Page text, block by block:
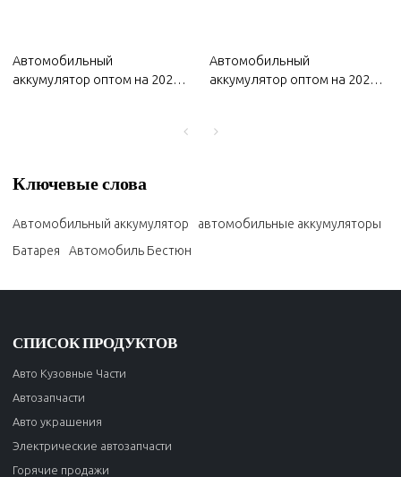
Автомобильный
аккумулятор оптом на 2022
Автомобильный
аккумулятор оптом на 2022
кузовные детали для MG
Ключевые слова
Автомобильный аккумулятор
автомобильные аккумуляторы
Батарея
Автомобиль Бестюн
СПИСОК ПРОДУКТОВ
Авто Кузовные Части
Автозапчасти
Авто украшения
Электрические автозапчасти
Горячие продажи